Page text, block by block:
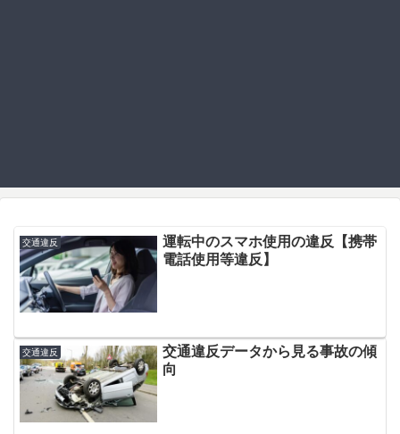
交通違反
運転中のスマホ使用の違反【携帯
電話使用等違反】
交通違反
交通違反データから見る事故の傾
向